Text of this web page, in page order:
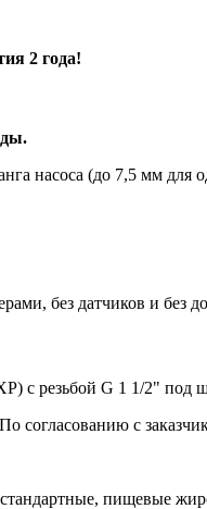
2 года!
насоса (до 7,5 мм для
без датчиков и без
с резьбой G 1 1/2" под
согласованию с
пищевые